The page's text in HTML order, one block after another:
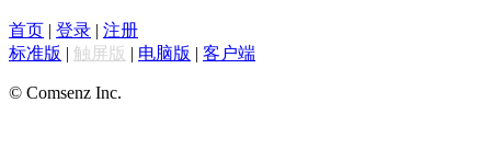
首页 | 登录 | 注册
标准版 | 触屏版 | 电脑版 | 客户端
© Comsenz Inc.